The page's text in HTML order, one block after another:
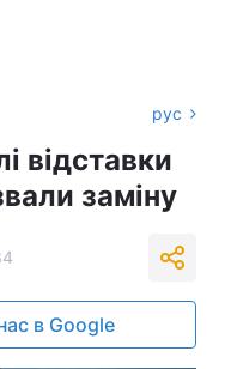
рус
відставки
заміну
в Google